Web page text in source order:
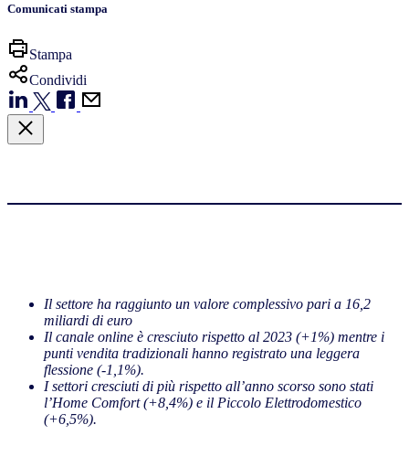
Comunicati stampa
Stampa
Condividi
Il settore ha raggiunto un valore complessivo pari a 16,2
miliardi di euro
Il canale online è cresciuto rispetto al 2023 (+1%) mentre i
punti vendita tradizionali hanno registrato una leggera
flessione (-1,1%).
I settori cresciuti di più rispetto all’anno scorso sono stati
l’Home Comfort (+8,4%) e il Piccolo Elettrodomestico
(+6,5%).